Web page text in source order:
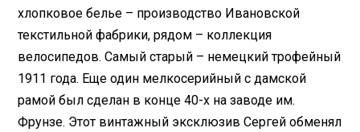
хлопковое белье – производство Ивановской
текстильной фабрики, рядом – коллекция
велосипедов. Самый старый – немецкий трофейный
1911 года. Еще один мелкосерийный с дамской
рамой был сделан в конце 40-х на заводе им.
Фрунзе. Этот винтажный эксклюзив Сергей обменял